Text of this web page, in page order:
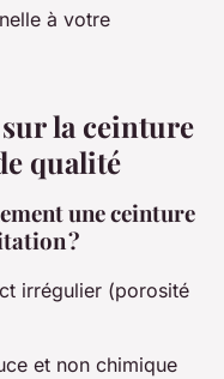
à votre
la ceinture
qualité
une ceinture
?
irrégulier (porosité
et non chimique